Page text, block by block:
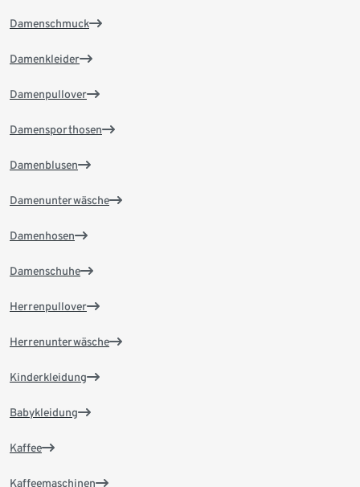
Damenschmuck
Damenkleider
Damenpullover
Damensporthosen
Damenblusen
Damenunterwäsche
Damenhosen
Damenschuhe
Herrenpullover
Herrenunterwäsche
Kinderkleidung
Babykleidung
Kaffee
Kaffeemaschinen